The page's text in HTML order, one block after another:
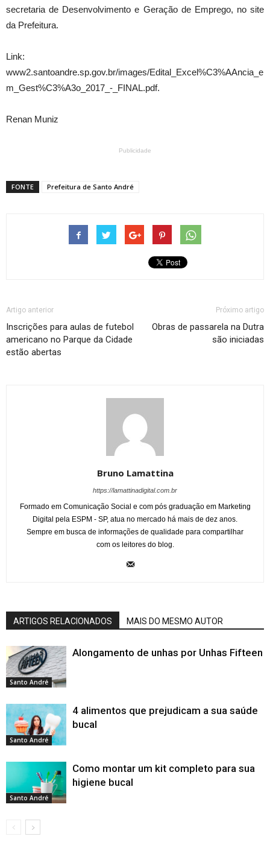
secretaria de Desenvolvimento e Geração de Emprego, no site
da Prefeitura.
Link:
www2.santoandre.sp.gov.br/images/Edital_Excel%C3%AAncia_e
m_Gest%C3%A3o_2017_-_FINAL.pdf.
Renan Muniz
Publicidade
FONTE Prefeitura de Santo André
Artigo anterior
Inscrições para aulas de futebol
americano no Parque da Cidade
estão abertas
Próximo artigo
Obras de passarela na Dutra
são iniciadas
Bruno Lamattina
https://lamattinadigital.com.br
Formado em Comunicação Social e com pós graduação em Marketing
Digital pela ESPM - SP, atua no mercado há mais de dez anos.
Sempre em busca de informações de qualidade para compartilhar
com os leitores do blog.
ARTIGOS RELACIONADOS MAIS DO MESMO AUTOR
Santo André
Alongamento de unhas por Unhas Fifteen
Santo André
4 alimentos que prejudicam a sua saúde
bucal
Santo André
Como montar um kit completo para sua
higiene bucal